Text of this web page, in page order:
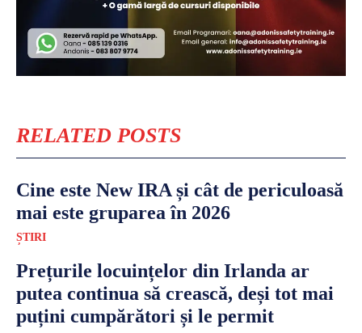
RELATED POSTS
Cine este New IRA și cât de periculoasă
mai este gruparea în 2026
ȘTIRI
Prețurile locuințelor din Irlanda ar
putea continua să crească, deși tot mai
puțini cumpărători și le permit